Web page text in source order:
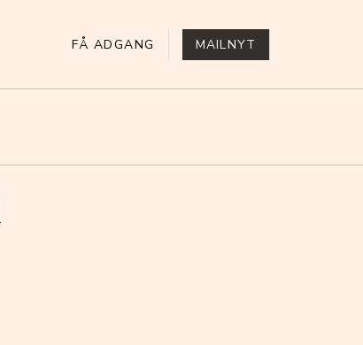
FÅ ADGANG MAILNYT